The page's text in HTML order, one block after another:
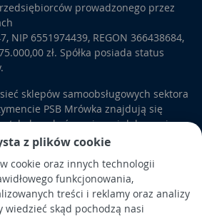
z plików cookie
cookie oraz innych technologii
funkcjonowania,
treści i reklamy oraz analizy
skąd pochodzą nasi
prowadzonego przez
NIP 6551974439, REGON 366438684,
zł. Spółka posiada status
sklepów samoobsługowych sektora
PSB Mrówka znajdują się
wykończeniowe i dekoracyjne,
elektronarzędzia, a także
i otoczeniem domu.